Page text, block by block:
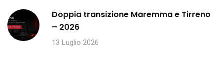
Doppia transizione Maremma e Tirreno
– 2026
13 Luglio 2026